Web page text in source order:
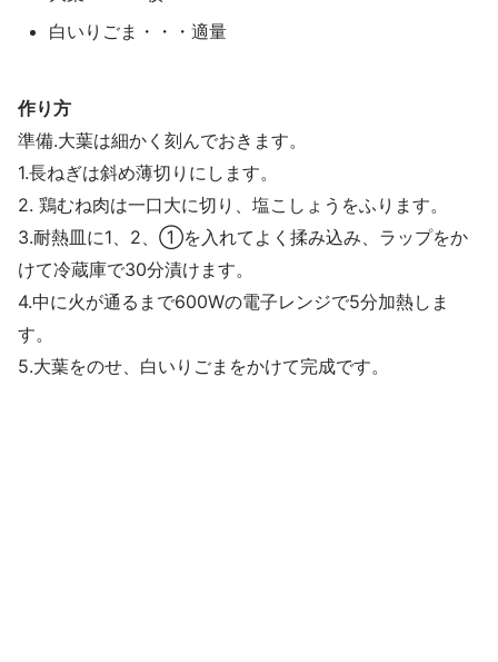
白いりごま・・・適量
作り方
準備.大葉は細かく刻んでおきます。
1.長ねぎは斜め薄切りにします。
2. 鶏むね肉は一口大に切り、塩こしょうをふります。
3.耐熱皿に1、2、①を入れてよく揉み込み、ラップをか
けて冷蔵庫で30分漬けます。
4.中に火が通るまで600Wの電子レンジで5分加熱しま
す。
5.大葉をのせ、白いりごまをかけて完成です。